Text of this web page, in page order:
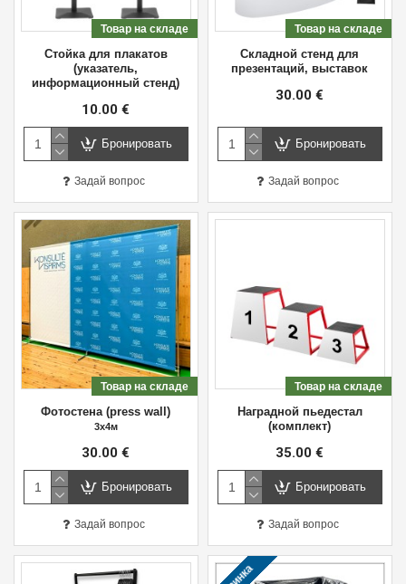
Товар на складе
Стойка для плакатов
(указатель,
информационный стенд)
10.00 €
Бронировать
Задай вопрос
Товар на складе
Складной стенд для
презентаций, выставок
30.00 €
Бронировать
Задай вопрос
Товар на складе
Фотостена (press wall)
3х4м
30.00 €
Бронировать
Задай вопрос
Товар на складе
Наградной пьедестал
(комплект)
35.00 €
Бронировать
Задай вопрос